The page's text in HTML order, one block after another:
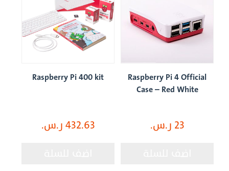
Raspberry Pi 4 Official
Case – Red White
23 ر.س.
Raspberry Pi 400 kit
432.63 ر.س.